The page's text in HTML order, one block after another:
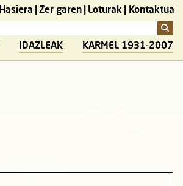
Hasiera Zer garen Loturak Kontaktua
IDAZLEAK KARMEL 1931-2007